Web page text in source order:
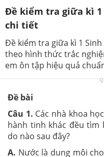
Đề kiểm tra giữa kì 1
chi tiết
Đề kiểm tra giữa kì 1
theo hình thức trắc
em ôn tập hiệu quả
Đề bài
Câu 1. Các nhà khoa
hành tinh khác đều tìm
do nào sau đây?
A. Nước là dung môi